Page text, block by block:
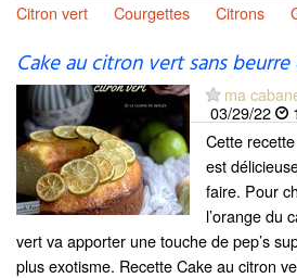
Citron vert
Courgettes Citrons
Cake au citron vert sans
ma
03/29/22
Cette
est
faire. Pour
l’orange du
vert va apporter une touche de pep’s
plus exotisme. Recette Cake au citron